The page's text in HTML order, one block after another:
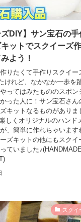
ズDIY】サン宝石の手
ットでスクイーズ
よう！
りたくて手作りスクイー
けれど、なかなか一歩を
ってはみたもののスポン
った人に！サン宝石さん
キットなるものがありま
しくオリジナルのハンド
が、簡単に作れちゃいま
ズキットの他にもスクイ
ていました♪(HANDMADE
スクイ